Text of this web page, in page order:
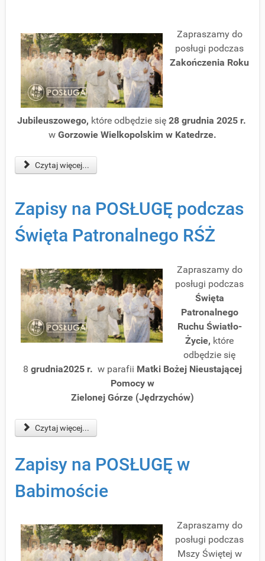
Zapraszamy do
posługi podczas
Zakończenia Roku
Jubileuszowego, które odbędzie się 28grudnia 2025 r.
w Gorzowie Wielkopolskim w Katedrze.
Czytaj więcej...
Zapisy na POSŁUGĘ podczas
Święta Patronalnego RŚŻ
Zapraszamy do
posługi podczas
Święta
Patronalnego
Ruchu Światło-
Życie, które
odbędzie się
8 grudnia2025 r. w parafii Matki Bożej Nieustającej
Pomocy w
Zielonej Górze (Jędrzychów)
Czytaj więcej...
Zapisy na POSŁUGĘ w
Babimoście
Zapraszamy do
posługi podczas
Mszy Świętej w